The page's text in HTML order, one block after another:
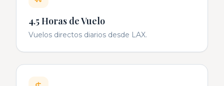
4.5 Horas de Vuelo
Vuelos directos diarios desde LAX.